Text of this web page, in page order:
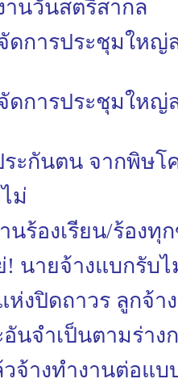
านวันสตรีสากล
ดการประชุมใหญ่
ดการประชุมใหญ่
ระกันตน จากพิษโ
ม่
นร้องเรียน/ร้องทุ
นายจ้างแบกรับ
งปิดถาวร ลูกจ้า
นจำเป็นตามร่า
จ้างทำงานต่อแบ